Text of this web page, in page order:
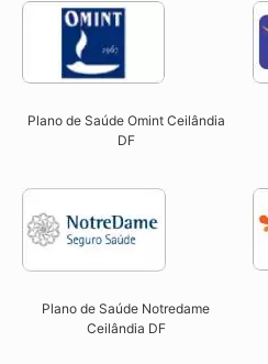
Plano de Saúde Omint Ceilândia
DF​
Plano de Saúde Notredame
Ceilândia DF​